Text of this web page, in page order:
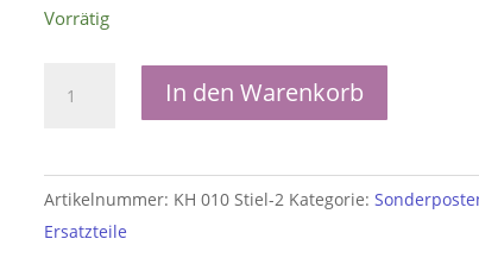
Vorrätig
Handschaufel
...
Menge
In den Warenkorb
Artikelnummer: KH 010 Stiel-2 Kategorie:
Ersatzteile